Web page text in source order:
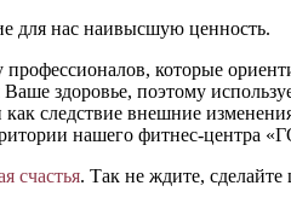
для нас наивысшую ценность.
которые
здоровье, поэтому
следствие внешние
нашего фитнес-центра
счастья. Так не ждите,